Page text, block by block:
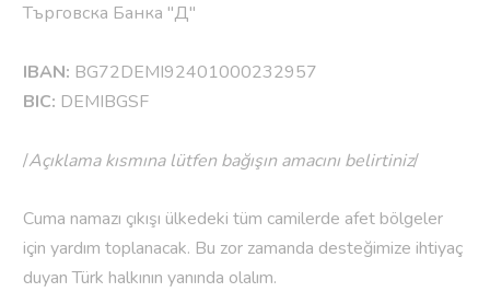
Търговска Банка "Д"
IBAN: BG72DEMI92401000232957
BIC: DEMIBGSF
/Açıklama kısmına lütfen bağışın amacını belirtiniz/
Cuma namazı çıkışı ülkedeki tüm camilerde afet bölgeler
için yardım toplanacak. Bu zor zamanda desteğimize ihtiyaç
duyan Türk halkının yanında olalım.